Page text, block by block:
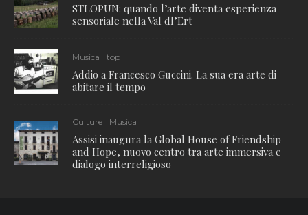
STLOPUN: quando l’arte diventa esperienza
sensoriale nella Val dl’Ert
Musica top
Addio a Francesco Guccini. La sua era arte di
abitare il tempo
Culture Musica
Assisi inaugura la Global House of Friendship
and Hope, nuovo centro tra arte immersiva e
dialogo interreligioso